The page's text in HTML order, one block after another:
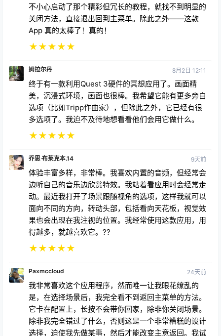
不小心启动了那个精彩但冗长的教程，就找不到明显的
关闭方法，直接退出回到主菜单。除此之外——这款
App 真的太棒了！真的！
★★★★★
姆拉尔丹 8月2日 12:11
终于有一款利用Quest 3硬件的冥想应用了。画面精
美，沉浸式环境，画面也很棒。我希望它能有更多旁白
选项（比如Tripp作曲家），但除此之外，它已经有很
多选项了。我迫不及待地想看看他们会用它做什么。
★★★★★
乔恩·布莱克本.14 9天前
体验丰富多样，非常棒。我喜欢内置的音频，但经常会
边听自己的音乐边欣赏特效。我站着看应用时会经常走
动。最近我打开了场景跟随视角的选项，这样我就可以
面向不同的方向，转动头部，包括看向天花板，视觉效
果也会出现在我注视的位置。我经常使用这款应用，用
得越多，就越喜欢它。??
★★★★★
Paxmccloud 24天前
我非常喜欢这个应用程序，然而唯一让我眼花缭乱的
是，在选择场景后，我完全看不到返回主菜单的方法。
它卡在配置上，长按不会带你回家，除非你关闭场景。
除非我完全错过了什么，否则这是一个非常糟糕的设计
选择，迫使我先做某事，然后才能改变主意返回。我试